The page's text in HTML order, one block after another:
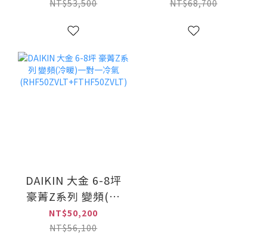
暖冷氣(MSZ-
HA50NF)
NT$53,500 NT$68,700
DAIKIN 大金 6-8坪
豪菁Z系列 變頻(冷
暖)一對一冷氣
(RHF50ZVLT+FTHF50ZVLT)
NT$50,200
NT$56,100